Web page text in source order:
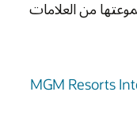
من العلامات